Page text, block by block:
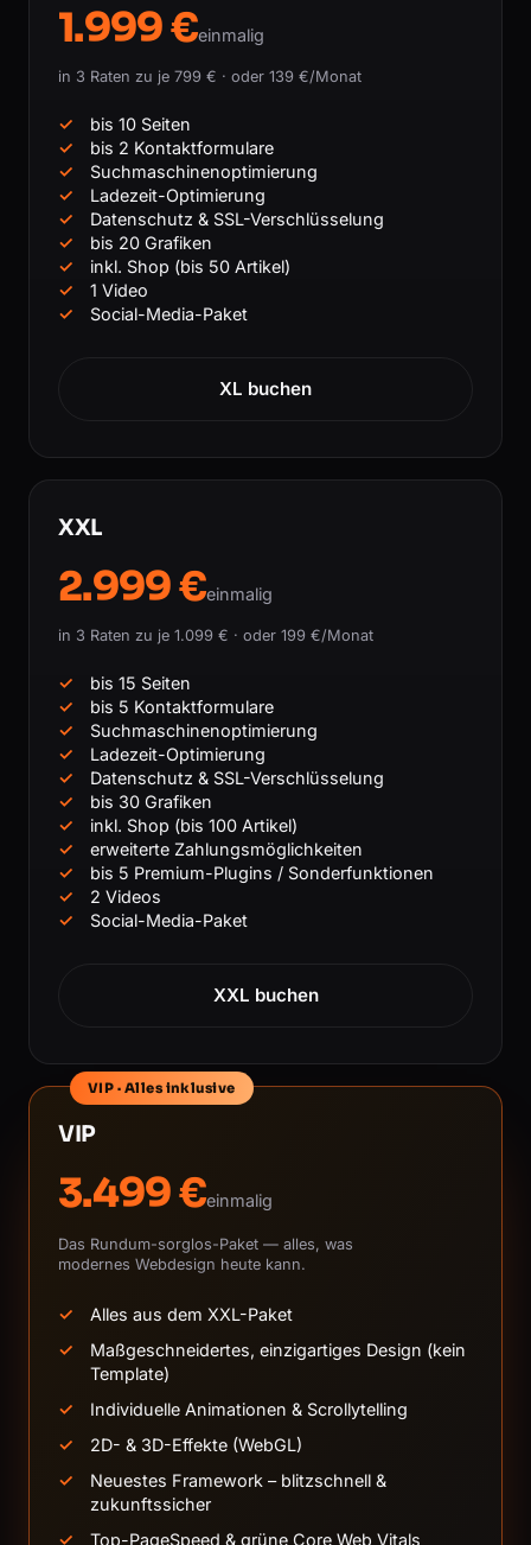
1.999 €einmalig
in 3 Raten zu je 799 € · oder 139 €/Monat
bis 10 Seiten
bis 2 Kontaktformulare
Suchmaschinenoptimierung
Ladezeit-Optimierung
Datenschutz & SSL-Verschlüsselung
bis 20 Grafiken
inkl. Shop (bis 50 Artikel)
1 Video
Social-Media-Paket
XL buchen
XXL
2.999 €einmalig
in 3 Raten zu je 1.099 € · oder 199 €/Monat
bis 15 Seiten
bis 5 Kontaktformulare
Suchmaschinenoptimierung
Ladezeit-Optimierung
Datenschutz & SSL-Verschlüsselung
bis 30 Grafiken
inkl. Shop (bis 100 Artikel)
erweiterte Zahlungsmöglichkeiten
bis 5 Premium-Plugins / Sonderfunktionen
2 Videos
Social-Media-Paket
XXL buchen
VIP · Alles inklusive
VIP
3.499 €einmalig
Das Rundum-sorglos-Paket — alles, was
modernes Webdesign heute kann.
Alles aus dem XXL-Paket
Maßgeschneidertes, einzigartiges Design (kein
Template)
Individuelle Animationen & Scrollytelling
2D- & 3D-Effekte (WebGL)
Neuestes Framework – blitzschnell &
zukunftssicher
Top-PageSpeed & grüne Core Web Vitals